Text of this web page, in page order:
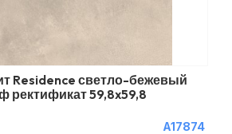
Residence светло-бежевый
ректификат 59,8x59,8
A17874